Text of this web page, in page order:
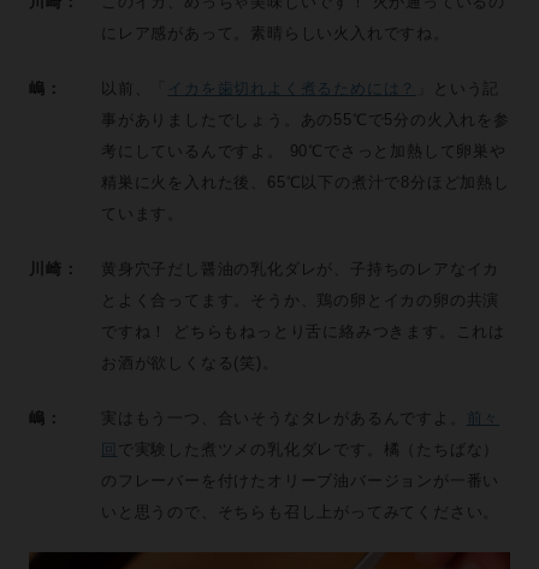
にレア感があって。素晴らしい火入れですね。
嶋： 以前、「 イカを歯切れよく煮るためには？
」という記
事がありましたでしょう。あの55℃で5分の火入れを参
考にしているんですよ。 90℃でさっと加熱して卵巣や
精巣に火を入れた後、65℃以下の煮汁で8分ほど加熱し
ています。
川崎：
黄身穴子だし醤油の乳化ダレが、子持ちのレアなイカ
とよく合ってます。そうか、鶏の卵とイカの卵の共演
ですね！ どちらもねっとり舌に絡みつきます。これは
お酒が欲しくなる(笑)。
嶋： 実はもう一つ、合いそうなタレがあるんですよ。
前々
回
で実験した煮ツメの乳化ダレです。橘（たちばな）
のフレーバーを付けたオリーブ油バージョンが一番い
いと思うので、そちらも召し上がってみてください。